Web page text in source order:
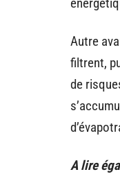
Autre
filtrent,
de
A lire